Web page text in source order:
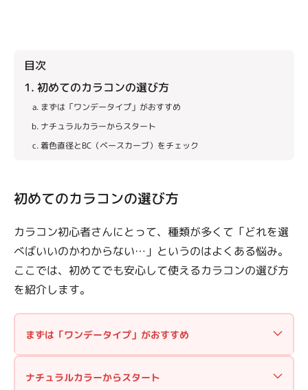
目次
1. 初めてのカラコンの選び方
まずは「ワンデータイプ」がおすすめ
ナチュラルカラーからスタート
着色直径とBC（ベースカーブ）をチェック
初めてのカラコンの選び方
カラコン初心者さんにとって、種類が多くて「どれを選
べばいいのかわからない…」というのはよくある悩み。
ここでは、初めてでも安心して使えるカラコンの選び方
を紹介します。
まずは「ワンデータイプ」がおすすめ
ーカラコン」がぴったり。使い捨てなので、ケアの
ナチュラルカラーからスタート